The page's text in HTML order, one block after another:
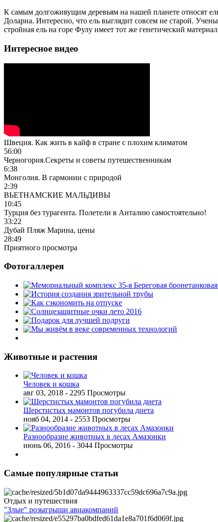
К самым долгоживущим деревьям на нашей планете относят
Доларна. Интересно, что ель выглядит совсем не старой.
стройная ель на горе Фулу имеет тот же генетический
Интересное видео
Швеция. Как жить в кайф в стране с плохим климатом
56:00
Черногория.Секреты и советы путешественникам
6:38
Монголия. В гармонии с природой
2:39
ВЬЕТНАМСКИЕ МАЛЬДИВЫ
10:45
Турция без турагента. Полетели в Анталию самостоятельно!
33:22
Дубай Пляж Марина, цены
28:49
Приятного просмотра
Фотогаллерея
Животные и растения
Человек и кошка
авг 03, 2018 - 2295 Просмотры
Шерстистых мамонтов погубила диета
нояб 04, 2014 - 2553 Просмотры
Разнообразие животных в лесах Амазонки
июнь 06, 2016 - 3044 Просмотры
Самые популярные статьи
Отдых и путешествия
"Злые" розыгрыши авиакомпаний